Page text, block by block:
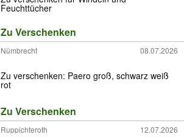
Feuchttücher
Zu Verschenken
Nümbrecht 08.07.2026
Zu verschenken: Paero groß, schwarz weiß
rot
Zu Verschenken
Ruppichteroth 12.07.2026